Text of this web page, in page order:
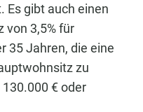
Es gibt auch einen
von 3,5% für
35 Jahren, die eine
zu
€ oder